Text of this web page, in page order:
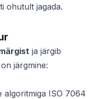
ohutult jagada.
ja järgib
järgmine:
algoritmiga ISO 7064